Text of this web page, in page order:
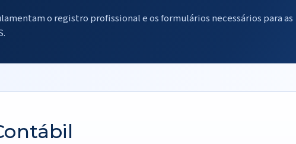
o registro profissional e os formulários necessários para as